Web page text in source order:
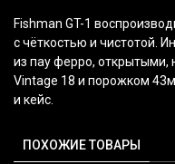
Fishman GT-1
с чёткостью и чистотой.
из пау ферро,
Vintage 18 и порожком
и кейс.
ПОХОЖИЕ ТОВАРЫ